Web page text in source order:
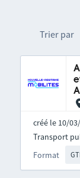
Trier par
créé le 10/
Format
Transport